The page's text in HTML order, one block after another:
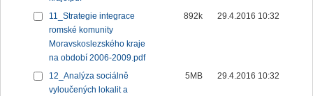
11_Strategie integrace
romské komunity
Moravskoslezského kraje
na období 2006-2009.pdf
892k 29.4.2016 10:32
12_Analýza sociálně
vyloučených lokalit a
5MB 29.4.2016 10:32